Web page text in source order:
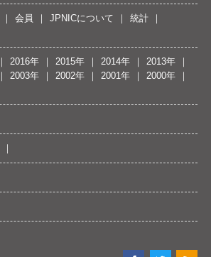
会員 JPNICについて
統計
2016年 2015年 2014年
2013年
2003年 2002年 2001年
2000年